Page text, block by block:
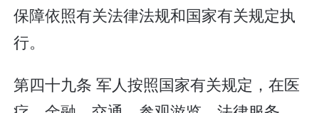
保障依照有关法律法规和国家有关规定执
行。
第四十九条 军人按照国家有关规定，在医